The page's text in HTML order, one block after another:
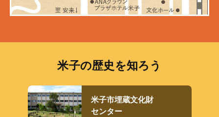
米子の歴史を知ろう
米子市埋蔵文化財
センター